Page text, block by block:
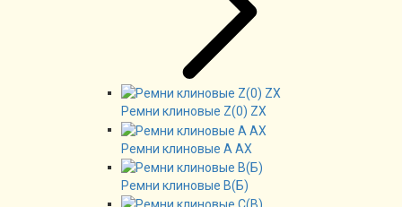
Ремни клиновые Z(0) ZX
Ремни клиновые А AX
Ремни клиновые В(Б)